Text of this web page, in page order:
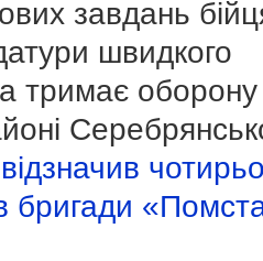
завдань
швидкого
тримає
відзначив
бригади